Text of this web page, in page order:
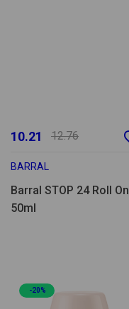
10.21 12.76
BARRAL
Barral STOP 24 Roll On
50ml
-20%